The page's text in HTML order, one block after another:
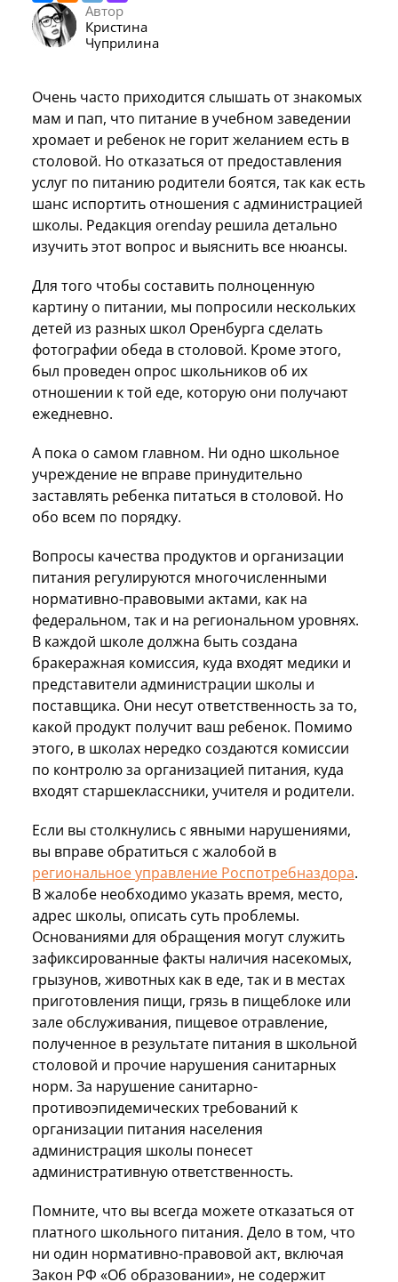
Автор
Кристина
Чуприлина
Очень часто приходится слышать от знакомых
мам и пап, что питание в учебном заведении
хромает и ребенок не горит желанием есть в
столовой. Но отказаться от предоставления
услуг по питанию родители боятся, так как есть
шанс испортить отношения с администрацией
школы. Редакция orenday решила детально
изучить этот вопрос и выяснить все нюансы.
Для того чтобы составить полноценную
картину о питании, мы попросили нескольких
детей из разных школ Оренбурга сделать
фотографии обеда в столовой. Кроме этого,
был проведен опрос школьников об их
отношении к той еде, которую они получают
ежедневно.
А пока о самом главном. Ни одно школьное
учреждение не вправе принудительно
заставлять ребенка питаться в столовой. Но
обо всем по порядку.
Вопросы качества продуктов и организации
питания регулируются многочисленными
нормативно-правовыми актами, как на
федеральном, так и на региональном уровнях.
В каждой школе должна быть создана
бракеражная комиссия, куда входят медики и
представители администрации школы и
поставщика. Они несут ответственность за то,
какой продукт получит ваш ребенок. Помимо
этого, в школах нередко создаются комиссии
по контролю за организацией питания, куда
входят старшеклассники, учителя и родители.
Если вы столкнулись с явными нарушениями,
вы вправе обратиться с жалобой в
региональное управление Роспотребназдора.
В жалобе необходимо указать время, место,
адрес школы, описать суть проблемы.
Основаниями для обращения могут служить
зафиксированные факты наличия насекомых,
грызунов, животных как в еде, так и в местах
приготовления пищи, грязь в пищеблоке или
зале обслуживания, пищевое отравление,
полученное в результате питания в школьной
столовой и прочие нарушения санитарных
норм. За нарушение санитарно-
противоэпидемических требований к
организации питания населения
администрация школы понесет
административную ответственность.
Помните, что вы всегда можете отказаться от
платного школьного питания. Дело в том, что
ни один нормативно-правовой акт, включая
Закон РФ «Об образовании», не содержит